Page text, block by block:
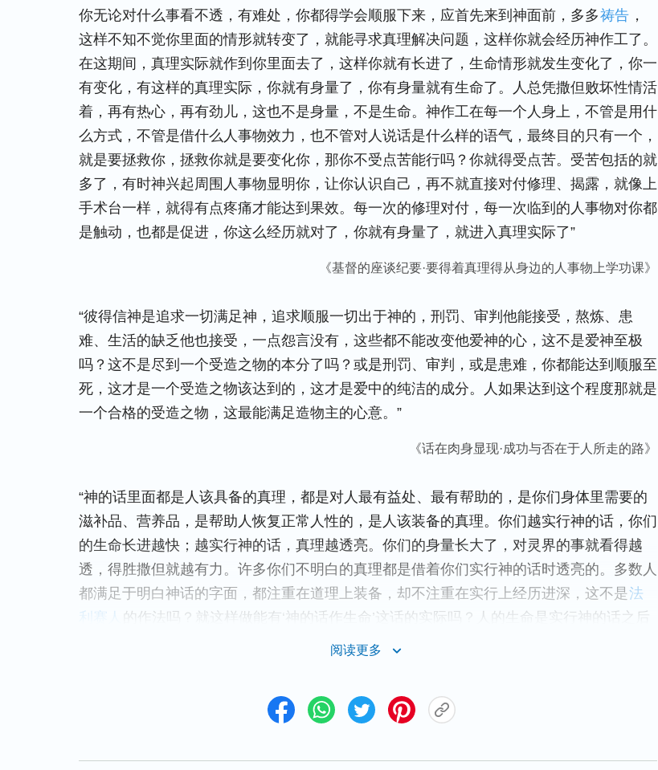
你无论对什么事看不透，有难处，你都得学会顺服下来，应首先来到神面前，多多祷告 ，
这样不知不觉你里面的情形就转变了，就能寻求真理解决问题，这样你就会经历神作工了。
在这期间，真理实际就作到你里面去了，这样你就有长进了，生命情形就发生变化了，你一
有变化，有这样的真理实际，你就有身量了，你有身量就有生命了。人总凭撒但败坏性情活
着，再有热心，再有劲儿，这也不是身量，不是生命。神作工在每一个人身上，不管是用什
么方式，不管是借什么人事物效力，也不管对人说话是什么样的语气，最终目的只有一个，
就是要拯救你，拯救你就是要变化你，那你不受点苦能行吗？你就得受点苦。受苦包括的就
多了，有时神兴起周围人事物显明你，让你认识自己，再不就直接对付修理、揭露，就像上
手术台一样，就得有点疼痛才能达到果效。每一次的修理对付，每一次临到的人事物对你都
是触动，也都是促进，你这么经历就对了，你就有身量了，就进入真理实际了”
《基督的座谈纪要·要得着真理得从身边的人事物上学功课》
“彼得信神是追求一切满足神，追求顺服一切出于神的，刑罚、审判他能接受，熬炼、患
难、生活的缺乏他也接受，一点怨言没有，这些都不能改变他爱神的心，这不是爱神至极
吗？这不是尽到一个受造之物的本分了吗？或是刑罚、审判，或是患难，你都能达到顺服至
死，这才是一个受造之物该达到的，这才是爱中的纯洁的成分。人如果达到这个程度那就是
一个合格的受造之物，这最能满足造物主的心意。”
《话在肉身显现·成功与否在于人所走的路》
“神的话里面都是人该具备的真理，都是对人最有益处、最有帮助的，是你们身体里需要的
滋补品、营养品，是帮助人恢复正常人性的，是人该装备的真理。你们越实行神的话，你们
的生命长进越快；越实行神的话，真理越透亮。你们的身量长大了，对灵界的事就看得越
透，得胜撒但就越有力。许多你们不明白的真理都是借着你们实行神的话时透亮的。多数人
都满足于明白神话的字面，都注重在道理上装备，却不注重在实行上经历进深，这不是法
利赛人
的作法吗？就这样做能有‘神的话作生命’这话的实际吗？人的生命是实行神的话之后
才长出来的，不是人看完神的话后就可以长出来的，若你认为只要明白神的话就有生命，就
《话在肉身显现·明白真理就当去实行》
阅读更多